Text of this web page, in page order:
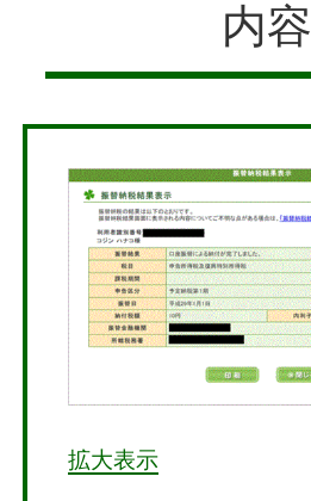
内容
拡大表示